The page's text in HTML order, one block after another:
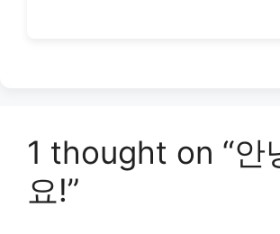
1 thought on “안
요!”